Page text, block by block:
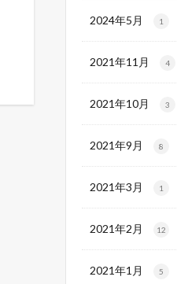
2024年5月 1
2021年11月 4
2021年10月 3
2021年9月 8
2021年3月 1
2021年2月 12
2021年1月 5